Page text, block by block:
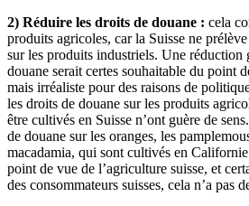
2) Réduire les droits de douane : cela
produits agricoles, car la Suisse ne
sur les produits industriels. Une réduction
douane serait certes souhaitable du point
mais irréaliste pour des raisons de
les droits de douane sur les produits
être cultivés en Suisse n’ont guère de
de douane sur les oranges, les
macadamia, qui sont cultivés en
point de vue de l’agriculture suisse, et
des consommateurs suisses, cela n’a pas